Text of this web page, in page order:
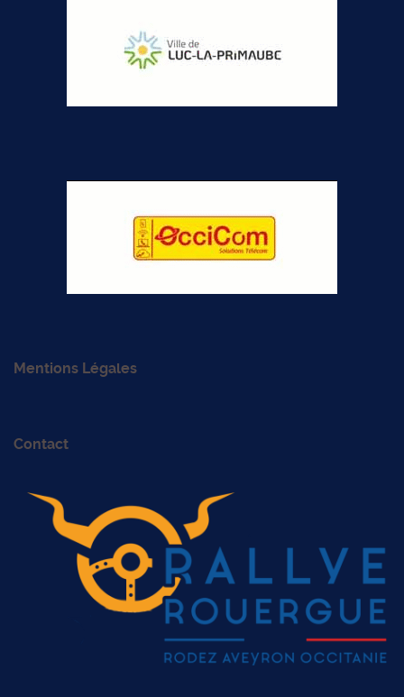
Mentions Légales
Contact